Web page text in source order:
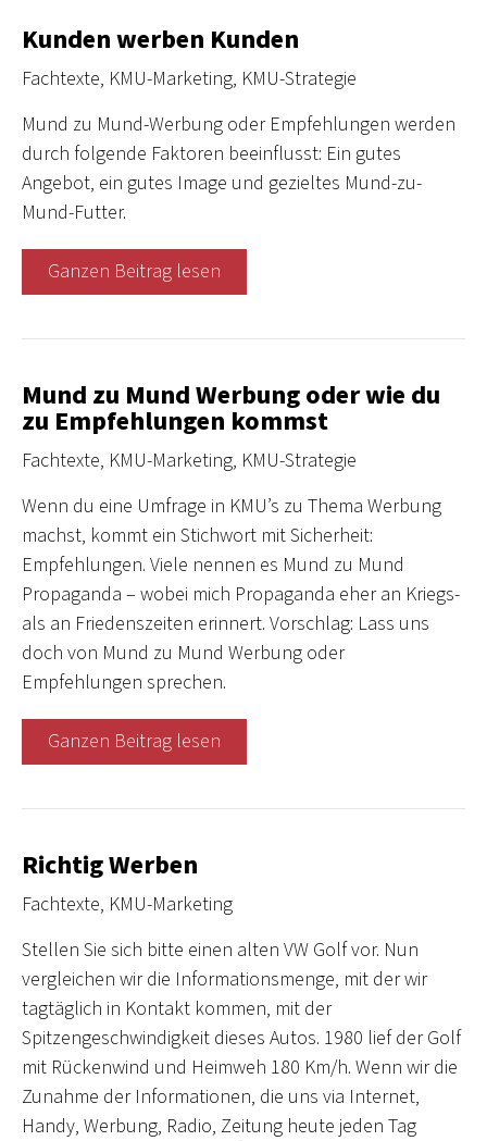
Kunden werben Kunden
Fachtexte, KMU-Marketing, KMU-Strategie
Mund zu Mund-Werbung oder Empfehlungen werden
durch folgende Faktoren beeinflusst: Ein gutes
Angebot, ein gutes Image und gezieltes Mund-zu-
Mund-Futter.
Ganzen Beitrag lesen
Mund zu Mund Werbung oder wie du
zu Empfehlungen kommst
Fachtexte, KMU-Marketing, KMU-Strategie
Wenn du eine Um­frage in KMU’s zu Thema Werbung
machst, kommt ein Stichwort mit Sicherheit:
Empfehlungen. Viele nennen es Mund zu Mund
Propaganda – wobei mich Propaganda eher an Kriegs-
als an Friedenszeiten erinnert. Vorschlag: Lass uns
doch von Mund zu Mund Werbung oder
Empfehlungen sprechen. ­
Ganzen Beitrag lesen
Richtig Werben
Fachtexte, KMU-Marketing
Stellen Sie sich bitte einen alten VW Golf vor. Nun
vergleichen wir die Informationsmenge, mit der wir
tagtäglich in Kontakt kommen, mit der
Spitzengeschwindigkeit dieses Autos. 1980 lief der Golf
mit Rückenwind und Heimweh 180 Km/h. Wenn wir die
Zunahme der Informationen, die uns via Internet,
Handy, Werbung, Radio, Zeitung heute jeden Tag